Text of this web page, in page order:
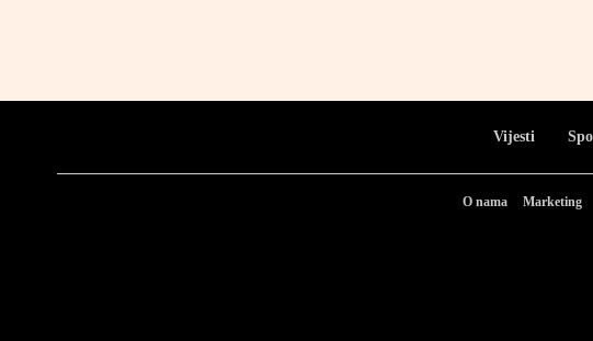
Vijesti
O nama Marketing